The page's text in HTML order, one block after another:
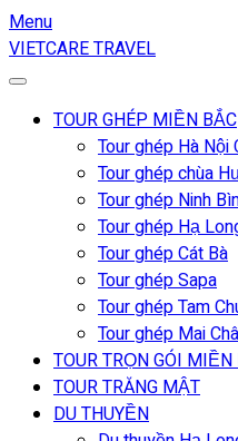
Menu
VIETCARE TRAVEL
TOUR GHÉP MIỀN BẮC
Tour ghép Hà Nội
Tour ghép chùa
Tour ghép Ninh
Tour ghép Hạ
Tour ghép Cát Bà
Tour ghép Sapa
Tour ghép Tam
Tour ghép Mai
TOUR TRỌN GÓI MIỀN
TOUR TRĂNG MẬT
DU THUYỀN